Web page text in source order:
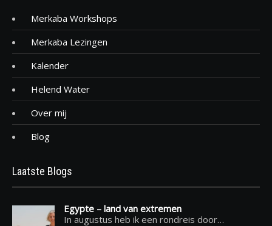
Merkaba Workshops
Merkaba Lezingen
Kalender
Helend Water
Over mij
Blog
Laatste Blogs
Egypte – land van extremen
In augustus heb ik een rondreis door…